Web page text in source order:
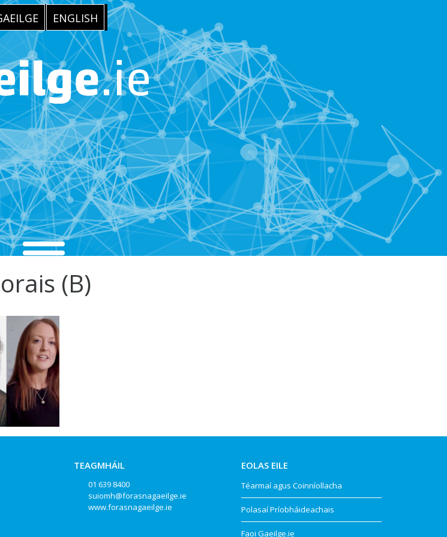
ENGLISH
(B)
TEAGMHÁIL
01 639 8400
suiomh@forasnagaeilge.ie
www.forasnagaeilge.ie
EOLAS EILE
Téarmaí agus Coinníollacha
Polasaí Príobháideachais
Faoi Gaeilge.ie